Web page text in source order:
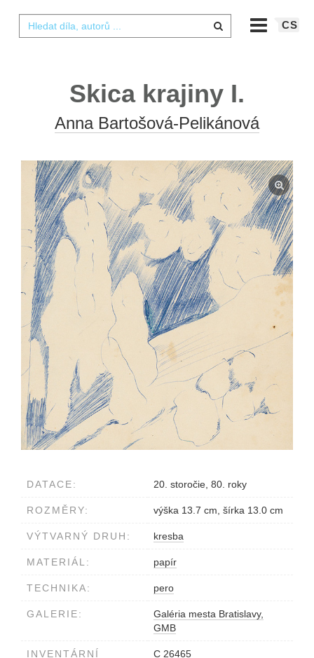
CS
Skica krajiny I.
Anna Bartošová-Pelikánová
DATACE: 20. storočie, 80. roky
ROZMĚRY: výška 13.7 cm, šírka 13.0 cm
VÝTVARNÝ DRUH: kresba
MATERIÁL: papír
TECHNIKA: pero
GALERIE:
Galéria mesta Bratislavy,
GMB
INVENTÁRNÍ
C 26465